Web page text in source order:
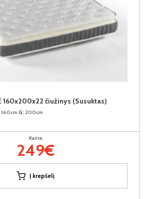
160x200x22 čiužinys (Susuktas)
160cm G: 200cm
Kaina:
249€
Į krepšelį